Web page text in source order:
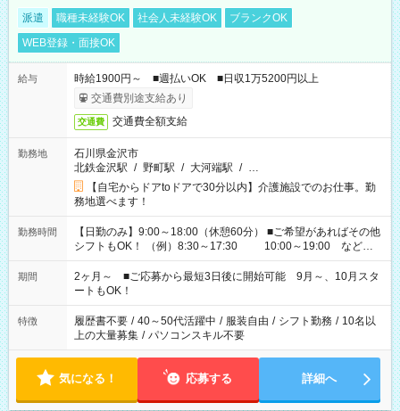
派遣 職種未経験OK 社会人未経験OK
ブランクOK
WEB登録・面接OK
給与
時給1900円～ ■週払いOK ■日収1万5200円以上
交通費別途支給あり
交通費 交通費全額支給
勤務地
石川県金沢市
北鉄金沢駅 / 野町駅 / 大河端駅 / …
【自宅からドアtoドアで30分以内】介護施設でのお仕事。勤
務地選べます！
勤務時間
【日勤のみ】9:00～18:00（休憩60分） ■ご希望があればその他
シフトもOK！ （例）8:30～17:30 10:00～19:00 など
「家族とお休みを合わせたい」 「できれば残業はしたくない」
など、あなたのご希望に沿ったお仕事をご紹介します！ ※Wワ
ーク希望の方へ 今ご覧のお仕事で希望する勤務時間と、もう1つ
のお仕事の勤務時間。 合計で週40時間を超える場合は応募でき
ません
期間
2ヶ月～ ■ご応募から最短3日後に開始可能 9月～、10月スタ
ートもOK！
特徴 履歴書不要 / 40～50代活躍中 / 服装自由 / シフト勤務 / 10名以
上の大量募集 / パソコンスキル不要
気になる！ 応募する 詳細へ